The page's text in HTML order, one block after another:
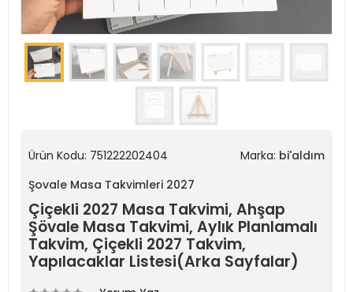
Ürün Kodu: 751222202404 Marka: bi'aldım
Şovale Masa Takvimleri 2027
Çiçekli 2027 Masa Takvimi, Ahşap
Şövale Masa Takvimi, Aylık Planlamalı
Takvim, Çiçekli 2027 Takvim,
Yapılacaklar Listesi(Arka Sayfalar)